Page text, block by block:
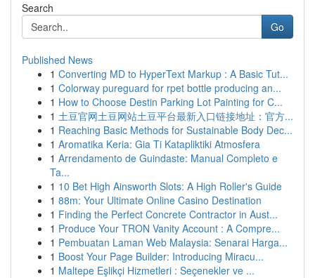
Search
Go
Published News
1 Converting MD to HyperText Markup : A Basic Tut...
1 Colorway pureguard for rpet bottle producing an...
1 How to Choose Destin Parking Lot Painting for C...
1 土豆官网土豆网站土豆平台最新入口链接地址：官方...
1 Reaching Basic Methods for Sustainable Body Dec...
1 Aromatika Keria: Gia Ti Katapliktiki Atmosfera
1 Arrendamento de Guindaste: Manual Completo e
Ta...
1 10 Bet High Ainsworth Slots: A High Roller's Guide
1 88m: Your Ultimate Online Casino Destination
1 Finding the Perfect Concrete Contractor in Aust...
1 Produce Your TRON Vanity Account : A Compre...
1 Pembuatan Laman Web Malaysia: Senarai Harga...
1 Boost Your Page Builder: Introducing Miracu...
1 Maltepe Eşlikçi Hizmetleri : Seçenekler ve ...